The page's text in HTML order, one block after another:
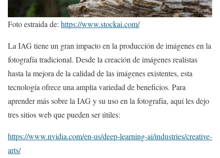
Foto estraida de: https://www.stockai.com/
La IAG tiene un gran impacto en la producción de imágenes en la
fotografía tradicional. Desde la creación de imágenes realistas
hasta la mejora de la calidad de las imágenes existentes, esta
tecnología ofrece una amplia variedad de beneficios. Para
aprender más sobre la IAG y su uso en la fotografía, aquí les dejo
tres sitios web que pueden ser útiles:
https://www.nvidia.com/en-us/deep-learning-ai/industries/creative-
arts/